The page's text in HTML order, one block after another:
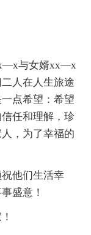
与女婿xx—x
人在人生旅途
点希望：希望
任和理解，珍
，为了幸福的
他们生活幸
盛意！